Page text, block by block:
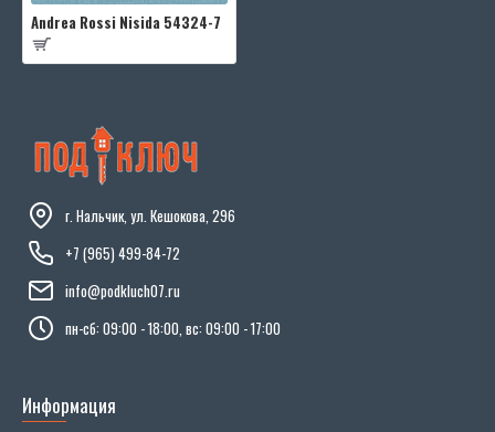
Andrea Rossi Nisida 54324-7
г. Нальчик, ул. Кешокова, 296
+7 (965) 499-84-72
info@podkluch07.ru
пн-сб: 09:00 - 18:00, вс: 09:00 - 17:00
Информация